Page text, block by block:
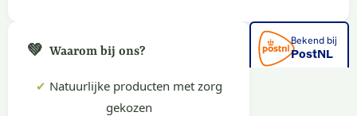
💚 Waarom bij ons?
✔ Natuurlijke producten met zorg
gekozen